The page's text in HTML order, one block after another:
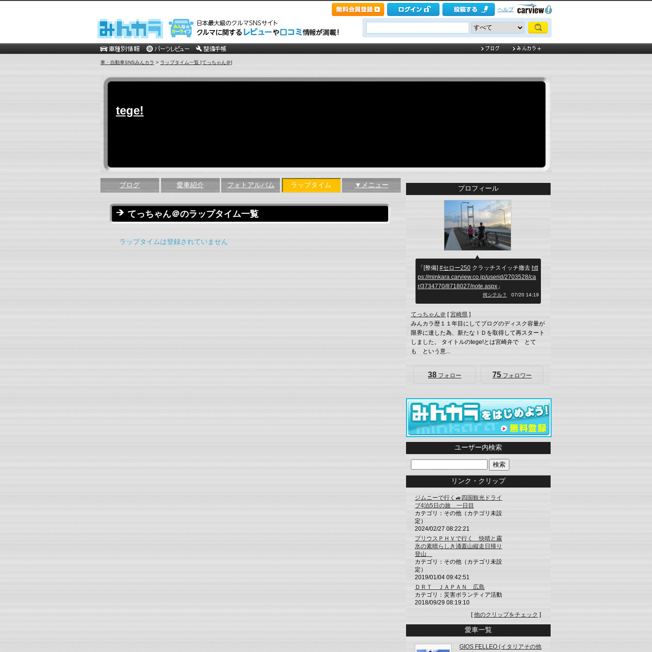
ヘルプ
車・自動車SNSみんカラ > ラップタイム一覧 [てっちゃん＠]
tege!
ブログ 愛車紹介 フォトアルバム ラップタイム ▼メニュー
てっちゃん＠のラップタイム一覧
ラップタイムは登録されていません
プロフィール
「[整備] #セロー250 クラッチスイッチ撤去 htt
ps://minkara.carview.co.jp/userid/2703528/ca
r/3734770/8718027/note.aspx 」
何シテル？ 07/20 14:19
てっちゃん＠ [宮崎県 ]
みんカラ歴１１年目にしてブログのディスク容量が
限界に達した為、新たなＩＤを取得して再スタート
しました。 タイトルのtege!とは宮崎弁で とて
も という意...
38 フォロー 75 フォロワー
ユーザー内検索
リンク・クリップ
ジムニーで行く🚙四国観光ドライ
ブ4泊5日の旅 一日目
カテゴリ：その他（カテゴリ未設
定）
2024/02/27 08:22:21
プリウスＰＨＶで行く 快晴と霧
氷の素晴らしき涌蓋山縦走日帰り
登山
カテゴリ：その他（カテゴリ未設
定）
2019/01/04 09:42:51
ＤＲＴ ＪＡＰＡＮ 広島
カテゴリ：災害ボランティア活動
2018/09/29 08:19:10
[他のクリップをチェック ]
愛車一覧
GIOS FELLEO (イタリアその他